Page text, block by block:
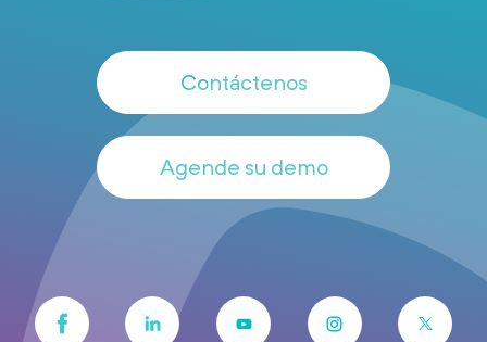
Contáctenos
Agende su demo